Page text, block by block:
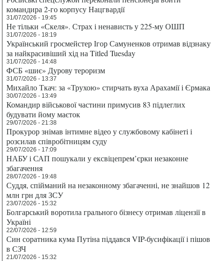
командира 2-го корпусу Нацгвардії
31/07/2026 - 19:45
Не тільки «Скеля». Страх і ненависть у 225-му ОШП
31/07/2026 - 18:19
Український гросмейстер Ігор Самуненков отримав відзнаку
за найкрасивіший хід на Titled Tuesday
31/07/2026 - 14:48
ФСБ «шиє» Дурову тероризм
31/07/2026 - 13:37
Михайло Ткач: за «Трухою» стирчать вуха Арахамії і Єрмака
30/07/2026 - 13:49
Командир військової частини примусив 83 підлеглих
будувати йому маєток
29/07/2026 - 21:38
Прокурор знімав інтимне відео у службовому кабінеті і
розсилав співробітницям суду
29/07/2026 - 17:09
НАБУ і САП пошукали у ексвіцепрем’єрки незаконне
збагачення
28/07/2026 - 19:48
Суддя, спійманий на незаконному збагаченні, не знайшов 12
млн грн для ЗСУ
23/07/2026 - 15:32
Болгарський воротила грального бізнесу отримав ліцензії в
Україні
22/07/2026 - 12:59
Син соратника кума Путіна піддався VIP-бусифікації і пішов
в СЗЧ
21/07/2026 - 15:32